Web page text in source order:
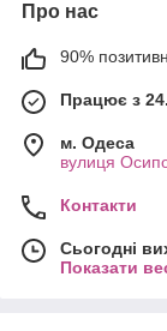
Про нас
90%
Працює з
м. Одеса
вулиця
Контакти
Сьогодні
Показати